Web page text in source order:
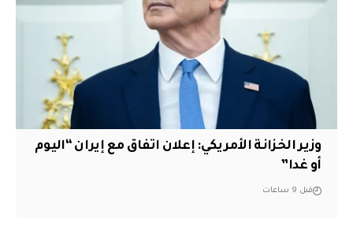
وزير الخزانة الأمريكي: إعلان اتفاق مع إيران “اليوم
أو غدا”
قبل 9 ساعات